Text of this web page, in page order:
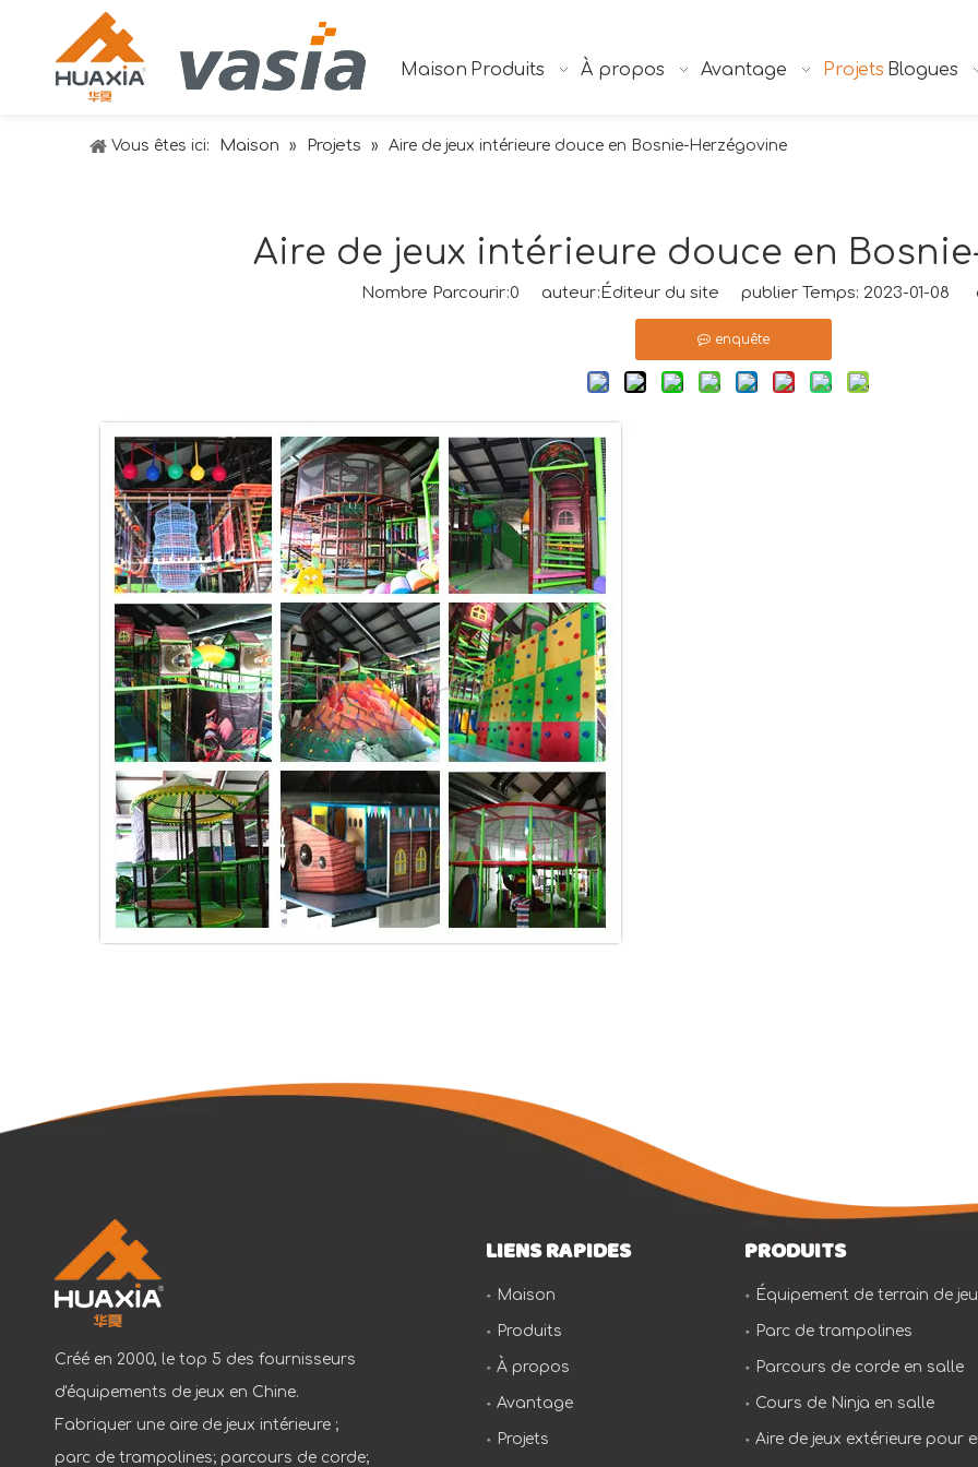
Maison Produits À propos Avantage Projets Blogues
Vous êtes ici: Maison » Projets » Aire de jeux intérieure douce en Bosnie-Herzégovine
Aire de jeux intérieure douce en
Nombre Parcourir:0 auteur:Éditeur du site publier Temps: 2023-01-08
enquête
Créé en 2000, le top 5 des fournisseurs
d'équipements de jeux en Chine.
Fabriquer une aire de jeux intérieure ;
parc de trampolines; parcours de corde;
LIENS RAPIDES
Maison
Produits
À propos
Avantage
Projets
PRODUITS
Équipement de terrain de
Parc de trampolines
Parcours de corde en salle
Cours de Ninja en salle
Aire de jeux extérieure pour